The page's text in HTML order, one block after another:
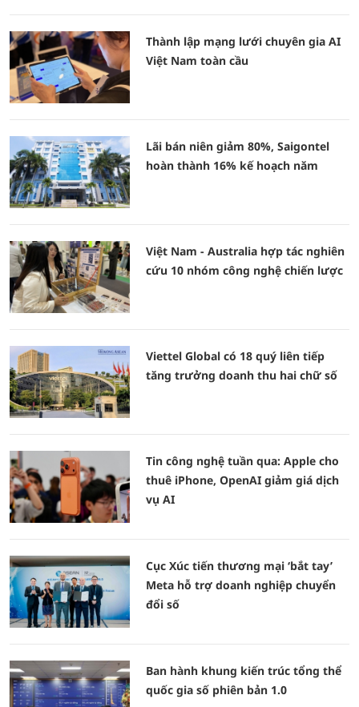
Thành lập mạng lưới chuyên gia AI
Việt Nam toàn cầu
Lãi bán niên giảm 80%, Saigontel
hoàn thành 16% kế hoạch năm
Việt Nam - Australia hợp tác nghiên
cứu 10 nhóm công nghệ chiến lược
Viettel Global có 18 quý liên tiếp
tăng trưởng doanh thu hai chữ số
Tin công nghệ tuần qua: Apple cho
thuê iPhone, OpenAI giảm giá dịch
vụ AI
Cục Xúc tiến thương mại ‘bắt tay’
Meta hỗ trợ doanh nghiệp chuyển
đổi số
Ban hành khung kiến trúc tổng thể
quốc gia số phiên bản 1.0